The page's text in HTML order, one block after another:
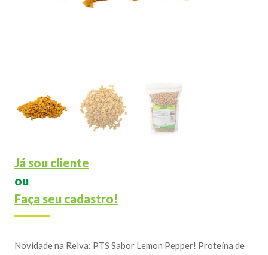
Já sou cliente
ou
Faça seu cadastro!
Novidade na Relva: PTS Sabor Lemon Pepper! Proteína de